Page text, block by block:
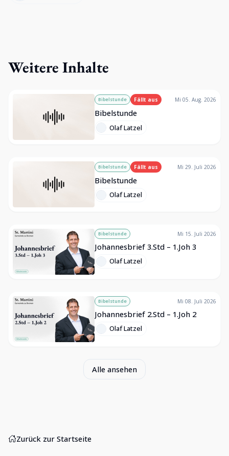
Weitere Inhalte
Bibelstunde Fällt aus Mi 05. Aug. 2026
Bibelstunde
Olaf Latzel
Bibelstunde Fällt aus Mi 29. Juli 2026
Bibelstunde
Olaf Latzel
Bibelstunde Mi 15. Juli 2026
Johannesbrief 3.Std – 1.Joh 3
Olaf Latzel
Bibelstunde Mi 08. Juli 2026
Johannesbrief 2.Std – 1.Joh 2
Olaf Latzel
Alle ansehen
Zurück zur Startseite